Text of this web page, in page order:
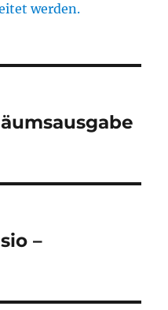
werden.
–